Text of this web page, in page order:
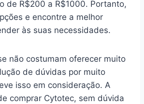
de R$200 a R$1000. Portanto,
e encontre a melhor
às suas necessidades.
não costumam oferecer muito
de dúvidas por muito
isso em consideração. A
comprar Cytotec, sem dúvida